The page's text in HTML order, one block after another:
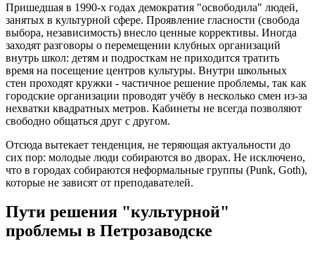
Пришедшая в 1990-х годах демократия "освободила" людей,
занятых в культурной сфере. Проявление гласности (свобода
выбора, независимость) внесло ценные коррективы. Иногда
заходят разговоры о перемещении клубных организаций
внутрь школ: детям и подросткам не приходится тратить
время на посещение центров культуры. Внутри школьных
стен проходят кружки - частичное решение проблемы, так как
городские организации проводят учёбу в несколько смен из-за
нехватки квадратных метров. Кабинеты не всегда позволяют
свободно общаться друг с другом.
Отсюда вытекает тенденция, не теряющая актуальности до
сих пор: молодые люди собираются во дворах. Не исключено,
что в городах собираются неформальные группы (Punk, Goth),
которые не зависят от преподавателей.
Пути решения "культурной"
проблемы в Петрозаводске